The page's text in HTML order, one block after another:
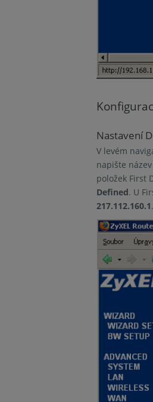
Nastavení
V levém
napište
položek First
Defined. U
217.112.160.1